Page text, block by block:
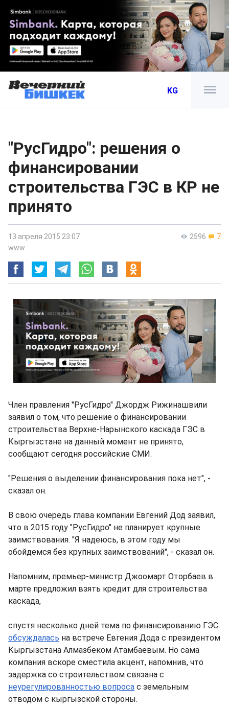
KG
"РусГидро": решения о
финансировании
строительства ГЭС в КР не
принято
2596 7
13 апреля 2015 23:07
www
Член правления "РусГидро" Джордж Рижинашвили
заявил о том, что решение о финансировании
строительства Верхне-Нарынского каскада ГЭС в
Кыргызстане на данный момент не принято,
сообщают сегодня российские СМИ.
"Решения о выделении финансирования пока нет", -
сказал он.
В свою очередь глава компании Евгений Дод заявил,
что в 2015 году "РусГидро" не планирует крупные
заимствования. "Я надеюсь, в этом году мы
обойдемся без крупных заимствований", - сказал он.
Напомним, премьер-министр Джоомарт Оторбаев в
марте предложил взять кредит для строительства
каскада,
спустя несколько дней тема по финансированию ГЭС
обсуждалась на встрече Евгения Дода с президентом
Кыргызстана Алмазбеком Атамбаевым. Но сама
компания вскоре сместила акцент, напомнив, что
задержка со строительством связана с
неурегулированностью вопроса с земельным
отводом с кыргызской стороны.